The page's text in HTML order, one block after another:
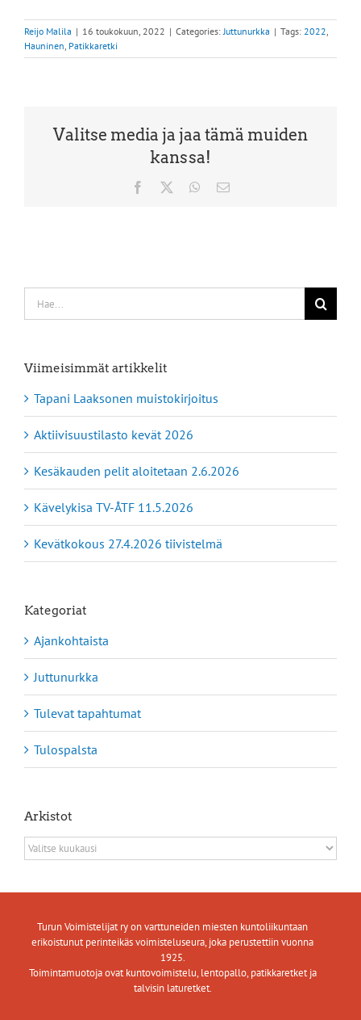
Reijo Malila | 16 toukokuun, 2022 | Categories:Juttunurkka | Tags: 2022,
Hauninen, Patikkaretki
Valitse media ja jaa tämä muiden
kanssa!
Facebook WhatsAppSähköposti
Etsi
...
Viimeisimmät artikkelit
Tapani Laaksonen muistokirjoitus
Aktiivisuustilasto kevät 2026
Kesäkauden pelit aloitetaan 2.6.2026
Kävelykisa TV-ÅTF 11.5.2026
Kevätkokous 27.4.2026 tiivistelmä
Kategoriat
Ajankohtaista
Juttunurkka
Tulevat tapahtumat
Tulospalsta
Arkistot
Arkistot
Turun Voimistelijat ry on varttuneiden miesten kuntoliikuntaan
erikoistunut perinteikäs voimisteluseura, joka perustettiin vuonna
1925.
Toimintamuotoja ovat kuntovoimistelu, lentopallo, patikkaretket ja
talvisin laturetket.